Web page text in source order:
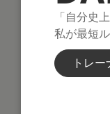
「自分史
私が最短
トレ